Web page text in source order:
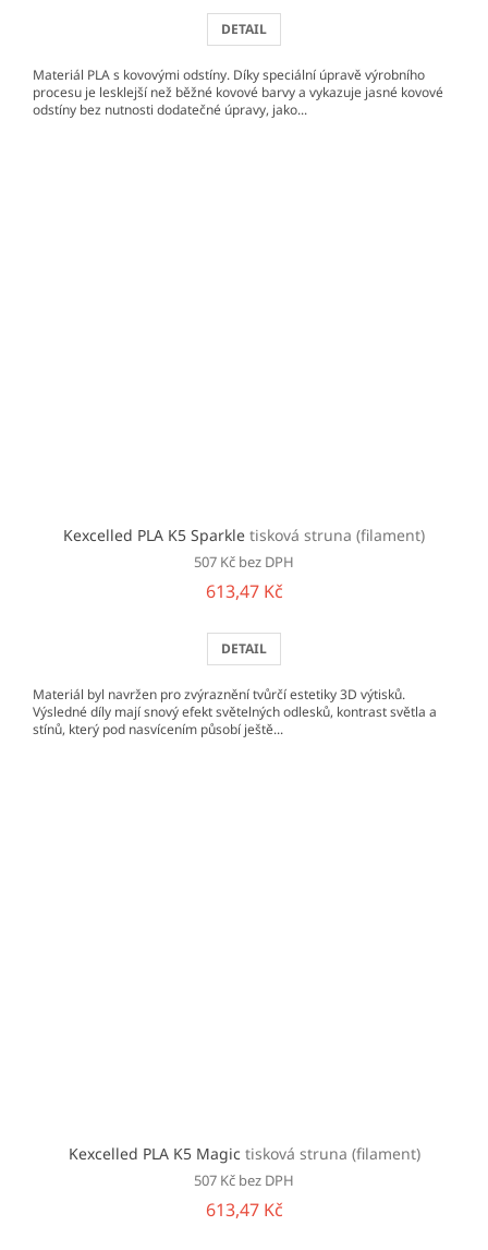
DETAIL
Materiál PLA s kovovými odstíny. Díky speciální úpravě výrobního
procesu je lesklejší než běžné kovové barvy a vykazuje jasné kovové
odstíny bez nutnosti dodatečné úpravy, jako...
Kexcelled PLA K5 Sparkle tisková struna (filament)
507 Kč bez DPH
613,47 Kč
DETAIL
Materiál byl navržen pro zvýraznění tvůrčí estetiky 3D výtisků.
Výsledné díly mají snový efekt světelných odlesků, kontrast světla a
stínů, který pod nasvícením působí ještě...
Kexcelled PLA K5 Magic tisková struna (filament)
507 Kč bez DPH
613,47 Kč